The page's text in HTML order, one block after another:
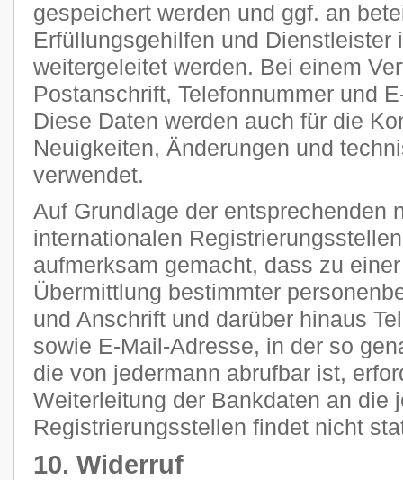
gespeichert werden und ggf. an
Erfüllungsgehilfen und Dienstleister
weitergeleitet werden. Bei einem
Postanschrift, Telefonnummer und
Diese Daten werden auch für die
Neuigkeiten, Änderungen und
verwendet.
Auf Grundlage der entsprechenden
internationalen
aufmerksam gemacht, dass zu
Übermittlung bestimmter
und Anschrift und darüber hinaus
sowie E-Mail-Adresse, in der so
die von jedermann abrufbar ist,
Weiterleitung der Bankdaten an die
Registrierungsstellen findet nicht
10. Widerruf